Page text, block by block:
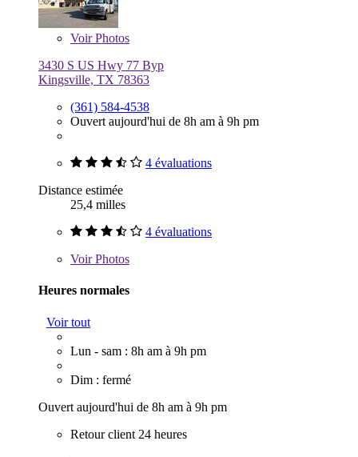
VoirPhotos
3430 S US Hwy 77 Byp
Kingsville, TX 78363
(361) 584-4538
Ouvert aujourd'hui de 8h am à 9h pm
4 évaluations
Distance estimée
25,4 milles
4 évaluations
VoirPhotos
Heures normales
Voir tout
Lun - sam : 8h am à 9h pm
Dim : fermé
Ouvert aujourd'hui de 8h am à 9h pm
Retour client 24 heures